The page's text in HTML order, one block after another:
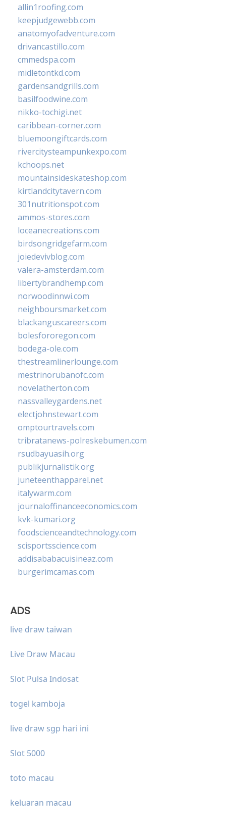
allin1roofing.com
keepjudgewebb.com
anatomyofadventure.com
drivancastillo.com
cmmedspa.com
midletontkd.com
gardensandgrills.com
basilfoodwine.com
nikko-tochigi.net
caribbean-corner.com
bluemoongiftcards.com
rivercitysteampunkexpo.com
kchoops.net
mountainsideskateshop.com
kirtlandcitytavern.com
301nutritionspot.com
ammos-stores.com
loceanecreations.com
birdsongridgefarm.com
joiedevivblog.com
valera-amsterdam.com
libertybrandhemp.com
norwoodinnwi.com
neighboursmarket.com
blackanguscareers.com
bolesfororegon.com
bodega-ole.com
thestreamlinerlounge.com
mestrinorubanofc.com
novelatherton.com
nassvalleygardens.net
electjohnstewart.com
omptourtravels.com
tribratanews-polreskebumen.com
rsudbayuasih.org
publikjurnalistik.org
juneteenthapparel.net
italywarm.com
journaloffinanceeconomics.com
kvk-kumari.org
foodscienceandtechnology.com
scisportsscience.com
addisababacuisineaz.com
burgerimcamas.com
ADS
live draw taiwan
Live Draw Macau
Slot Pulsa Indosat
togel kamboja
live draw sgp hari ini
Slot 5000
toto macau
keluaran macau